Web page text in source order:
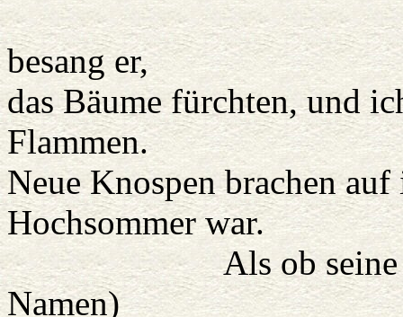
besang er,
das Bäume fürchten, und
Flammen.
Neue Knospen brachen
Hochsommer war.
Als ob seine Leier
Namen)